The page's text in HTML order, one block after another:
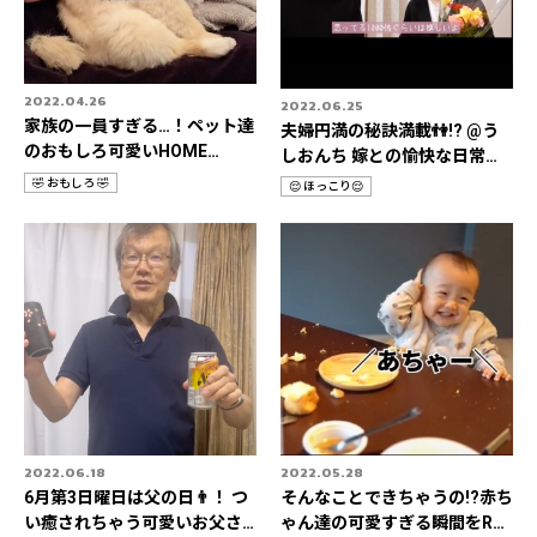
2022.04.26
家族の一員すぎる…！ペット達
のおもしろ可愛いHOME
STORIES 3選📹
カ🤣 おもしろ 🤣
2022.06.25
夫婦円満の秘訣満載👫!? @う
しおんち 嫁との愉快な日常
Rec it 3選📹
カ
テ
😌 ほっこり😌
2022.06.18
6月第3日曜日は父の日👨！ つ
い癒されちゃう可愛いお父さ
2022.05.28
そんなことできちゃうの!?赤ち
ゃん達の可愛すぎる瞬間をRec